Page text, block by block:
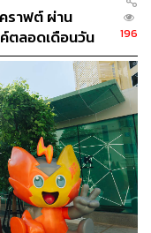
อกจากจะกลับมาส
งเตรียมเทคนิคดีๆ
ารเติบโตอย่างมั่นคง
ดอาวุธและเพิ่ม
ห้ความรู้ด้านการทำ
เชียลได้มาพบปะ
คนิคต่างๆ และยัง
อย่าง
ษณีย์ไทย อีกด้วย
ราฟต์ ผ่าน
ตลอดเดือนวัน
196